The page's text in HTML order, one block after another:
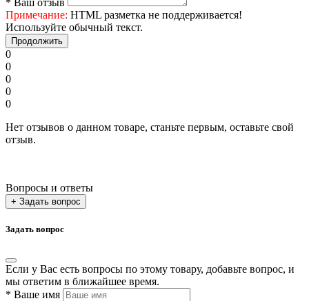
* Ваш отзыв
Примечание: HTML разметка не поддерживается!
Используйте обычный текст.
Продолжить
0
0
0
0
0
Нет отзывов о данном товаре, станьте первым, оставьте свой
отзыв.
Вопросы и ответы
+ Задать вопрос
Задать вопрос
Если у Вас есть вопросы по этому товару, добавьте вопрос, и
мы ответим в ближайшее время.
* Ваше имя